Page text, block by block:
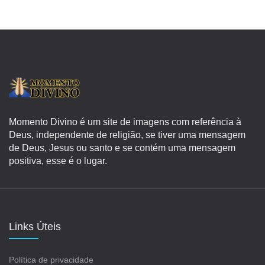
Momento Divino é um site de imagens com referência à
Deus, independente de religião, se tiver uma mensagem
de Deus, Jesus ou santo e se contém uma mensagem
positiva, esse é o lugar.
Links Úteis
Política de privacidade